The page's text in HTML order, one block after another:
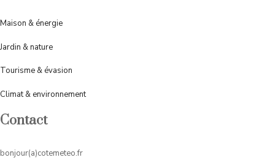
Maison & énergie
Jardin & nature
Tourisme & évasion
Climat & environnement
Contact
bonjour(a)cotemeteo.fr